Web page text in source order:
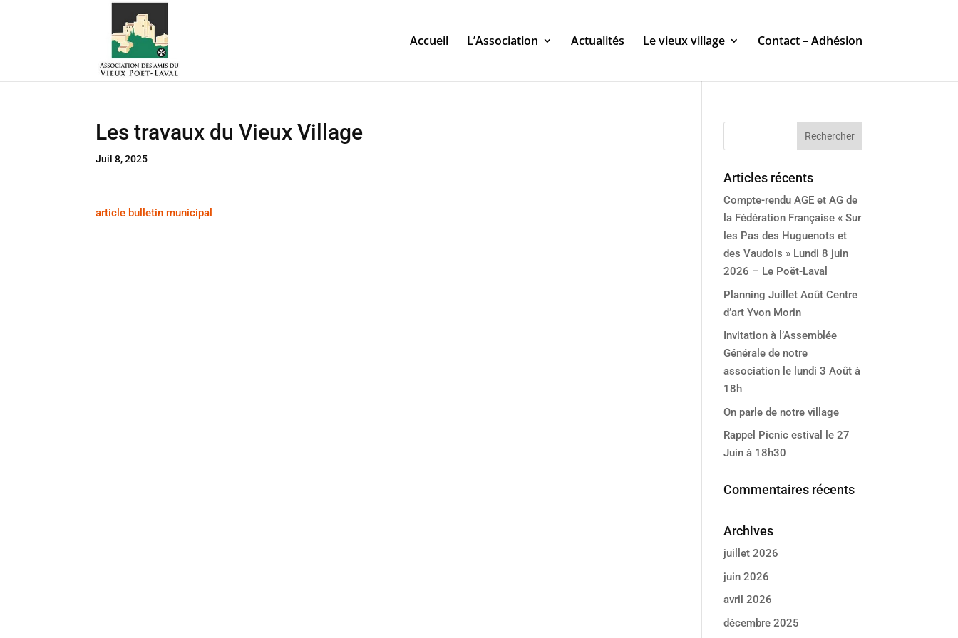
Accueil L’Association Actualités Le vieux village Contact – Adhésion
Les travaux du Vieux Village
Juil 8, 2025
article bulletin municipal
Articles récents
Compte-rendu AGE et AG de
la Fédération Française « Sur
les Pas des Huguenots et
des Vaudois » Lundi 8 juin
2026 – Le Poët-Laval
Planning Juillet Août Centre
d’art Yvon Morin
Invitation à l’Assemblée
Générale de notre
association le lundi 3 Août à
18h
On parle de notre village
Rappel Picnic estival le 27
Juin à 18h30
Commentaires récents
Archives
juillet 2026
juin 2026
avril 2026
décembre 2025